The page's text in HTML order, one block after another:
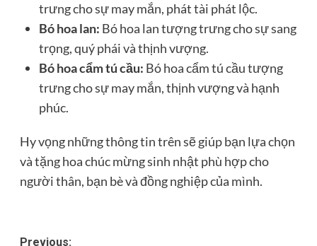
trưng cho sự may mắn, phát tài phát lộc.
Bó hoa lan: Bó hoa lan tượng trưng cho sự sang
trọng, quý phái và thịnh vượng.
Bó hoa cẩm tú cầu: Bó hoa cẩm tú cầu tượng
trưng cho sự may mắn, thịnh vượng và hạnh
phúc.
Hy vọng những thông tin trên sẽ giúp bạn lựa chọn
và tặng hoa chúc mừng sinh nhật phù hợp cho
người thân, bạn bè và đồng nghiệp của mình.
Previous: